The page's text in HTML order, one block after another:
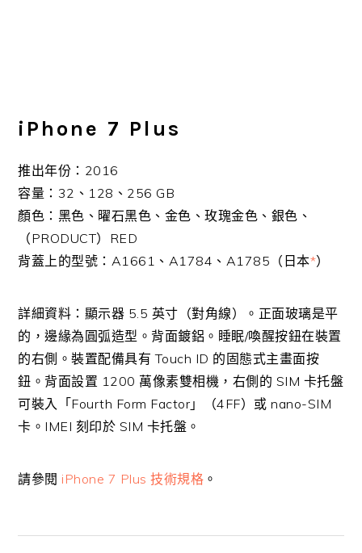
iPhone 7 Plus
推出年份：2016
容量：32、128、256 GB
顏色：黑色、曜石黑色、金色、玫瑰金色、銀色、
（PRODUCT）RED
背蓋上的型號：A1661、A1784、A1785（日本*）
詳細資料：顯示器 5.5 英寸（對角線）。正面玻璃是平
的，邊緣為圓弧造型。背面鍍鋁。睡眠/喚醒按鈕在裝置
的右側。裝置配備具有 Touch ID 的固態式主畫面按
鈕。背面設置 1200 萬像素雙相機，右側的 SIM 卡托盤
可裝入「Fourth Form Factor」（4FF）或 nano-SIM
卡。IMEI 刻印於 SIM 卡托盤。
請參閱 iPhone 7 Plus 技術規格 。